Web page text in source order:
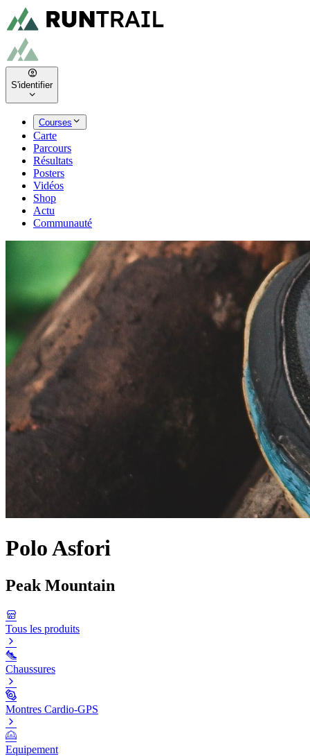
S'identifier
Courses
Carte
Parcours
Résultats
Posters
Vidéos
Shop
Actu
Communauté
Polo Asfori
Peak Mountain
Tous les produits
Chaussures
Montres Cardio-GPS
Equipement